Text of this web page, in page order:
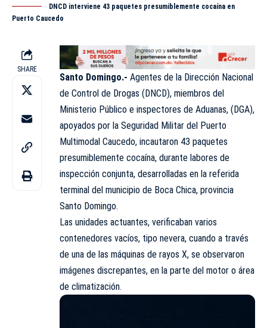
DNCD interviene 43 paquetes presumiblemente cocaína en
Puerto Caucedo
SHARE
Santo Domingo.- Agentes de la Dirección Nacional
de Control de Drogas ( DNCD), miembros del
Ministerio Público e inspectores de Aduanas, (DGA),
apoyados por la Seguridad Militar del Puerto
Multimodal Caucedo, incautaron 43 paquetes
presumiblemente cocaína, durante labores de
inspección conjunta, desarrolladas en la referida
terminal del municipio de Boca Chica, provincia
Santo Domingo.
Las unidades actuantes, verificaban varios
contenedores vacíos, tipo nevera, cuando a través
de una de las máquinas de rayos X, se observaron
imágenes discrepantes, en la parte del motor o área
de climatización.